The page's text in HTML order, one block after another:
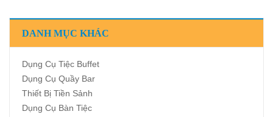
DANH MỤC KHÁC
Dụng Cụ Tiệc Buffet
Dụng Cụ Quầy Bar
Thiết Bị Tiền Sảnh
Dụng Cụ Bàn Tiệc